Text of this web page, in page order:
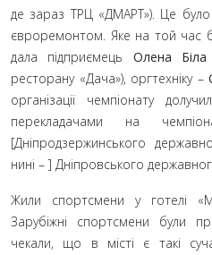
де зараз ТРЦ «ДМАРТ»). Це
євроремонтом. Яке на той час
дала підприємець Олена Біла
ресторану «Дача»), оргтехніку –
організації чемпіонату
перекладачами на
[Дніпродзержинського
нині – ] Дніпровського
Жили спортсмени у готелі
Зарубіжні спортсмени були
чекали, що в місті є такі